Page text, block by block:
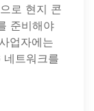
로 현지 콘
준비해야
업자에는
트워크를